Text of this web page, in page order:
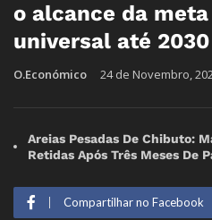
o alcance da
universal até 2030
O.Económico 24 de Novembro,
Areias Pesadas De Chibuto:
Retidas Após Três Meses De
Compartilhar no Facebook